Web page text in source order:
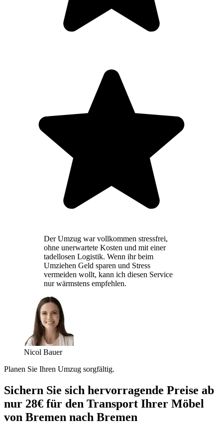
Der Umzug war vollkommen stressfrei,
ohne unerwartete Kosten und mit einer
tadellosen Logistik. Wenn ihr beim
Umziehen Geld sparen und Stress
vermeiden wollt, kann ich diesen Service
nur wärmstens empfehlen.
Nicol Bauer
Planen Sie Ihren Umzug sorgfältig.
Sichern Sie sich hervorragende Preise ab
nur 28€ für den Transport Ihrer Möbel
von Bremen nach Bremen